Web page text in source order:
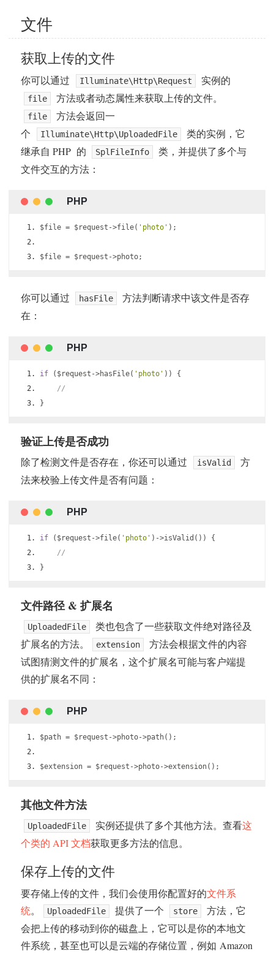
文件
获取上传的文件
你可以通过 Illuminate\Http\Request 实例的
file 方法或者动态属性来获取上传的文件。
file
方法会返回一
个
Illuminate\Http\UploadedFile
类的实例，它
继承自 PHP 的
SplFileInfo
类，并提供了多个与
文件交互的方法：
$file = $request ->file( 'photo' );
$file = $request ->photo;
你可以通过 hasFile
方法判断请求中该文件是否存
在：
if ( $request ->hasFile( 'photo' ))
{
//
}
验证上传是否成功
除了检测文件是否存在，你还可以通过 isValid
方
法来校验上传文件是否有问题：
if ( $request ->file( 'photo' )->isValid ())
{
//
}
文件路径 & 扩展名
UploadedFile
类也包含了一些获取文件绝对路径及
扩展名的方法。
extension
方法会根据文件的内容
试图猜测文件的扩展名，这个扩展名可能与客户端提
供的扩展名不同：
$path = $request ->photo->path();
$extension = $request ->photo->extension();
其他文件方法
UploadedFile 实例还提供了多个其他方法。查看这
个类的 API 文档获取更多方法的信息。
保存上传的文件
要存储上传的文件，我们会使用你配置好的文件系
统。 UploadedFile 提供了一个 store
方法，它
会把上传的移动到你的磁盘上，它可以是你的本地文
件系统，甚至也可以是云端的存储位置，例如 Amazon